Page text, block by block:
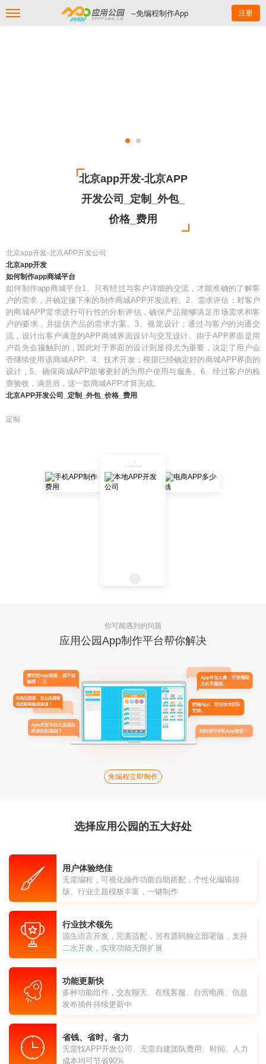
--免编程制作App 注册
北京app开发-北京APP
开发公司_定制_外包_
价格_费用
北京app开发-北京APP开发公司
北京app开发
如何制作app商城平台
如何制作app商城平台1、只有经过与客户详细的交流，才能准确的了解客
户的需求，并确定接下来的制作商城APP开发流程。2、需求评估；对客户
的商城APP需求进行可行性的分析评估，确保产品能够满足市场需求和客
户的要求，并提供产品的需求方案。3、视觉设计；通过与客户的沟通交
流，设计出客户满意的APP商城界面设计与交互设计。由于APP界面是用
户首先会接触到的，因此对于界面的设计则显得尤为重要，决定了用户会
否继续使用该商城APP。4、技术开发；根据已经确定好的商城APP界面的
设计，5、确保商城APP能够更好的为用户使用与服务。6、经过客户的检
查验收，满意后，这一款商城APP才算完成。
北京APP开发公司_定制_外包_价格_费用
定制
你可能遇到的问题
应用公园App制作平台帮你解决
免编程立即制作
选择应用公园的五大好处
用户体验绝佳
无需编程，可视化操作功能自助搭配，个性化编辑排
版。行业主题模板丰富，一键制作
行业技术领先
源生语言开发，完美适配，另有源码独立部署版，支持
二次开发，实现功能无限扩展
功能更新快
多种功能组件，交友聊天、在线客服、自营电商、信息
发布插件持续更新中
省钱、省时、省力
无需找APP开发公司、无需自建团队费用、时间、人力
成本均可节省90%